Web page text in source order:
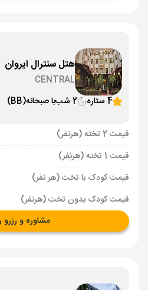
هتل سنترال ایروان
CENTRAL
4 ستاره
2 شب با صبحانه(BB)
قیمت 2 تخته (هرنفر)
قیمت 1 تخته (هرنفر)
قیمت کودک با تخت (هر نفر)
قیمت کودک بدون تخت (هرنفر)
مشاوره و رزرو